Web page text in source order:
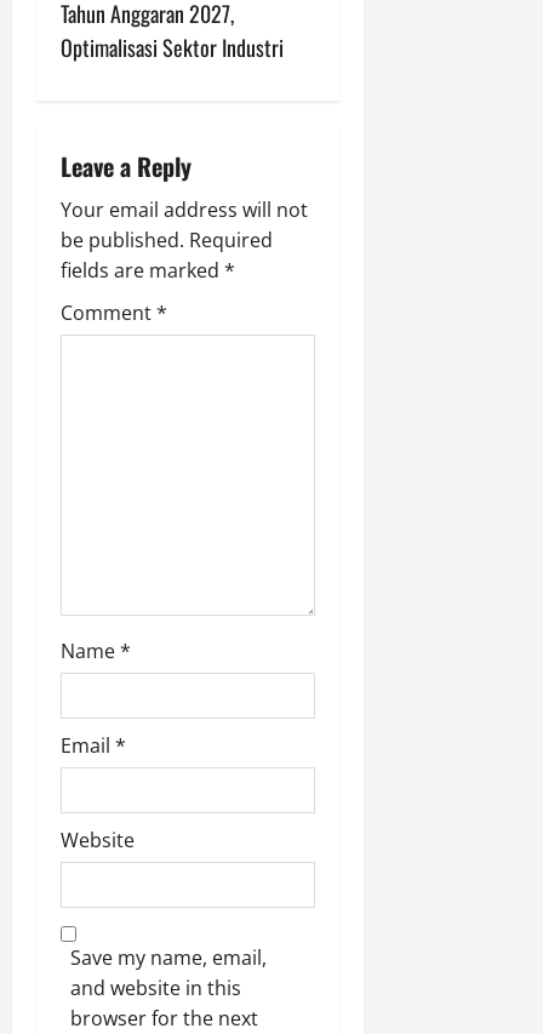
v
g
a
t
i
Tahun Anggaran 2027,
Optimalisasi Sektor Industri
Leave a Reply
Your email address will not
be published. Required
fields are marked *
Comment*
Name*
Email *
Website
Save my name, email,
and website in this
browser for the next